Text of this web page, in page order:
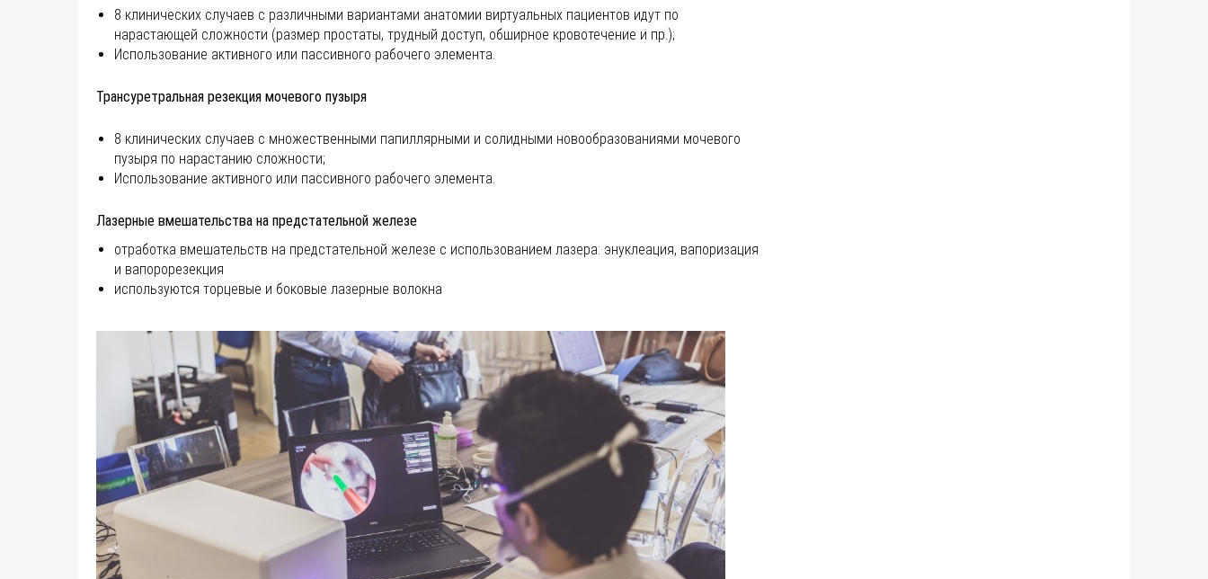
8 клинических случаев с различными вариантами анатомии виртуальных пациентов идут по
нарастающей сложности (размер простаты, трудный доступ, обширное кровотечение и пр.);
Использование активного или пассивного рабочего элемента.
Трансуретральная резекция мочевого пузыря
8 клинических случаев с множественными папиллярными и солидными новообразованиями мочевого
пузыря по нарастанию сложности;
Использование активного или пассивного рабочего элемента.
Лазерные вмешательства на предстательной железе
отработка вмешательств на предстательной железе с использованием лазера: энуклеация, вапоризация
и вапорорезекция
используются торцевые и боковые лазерные волокна